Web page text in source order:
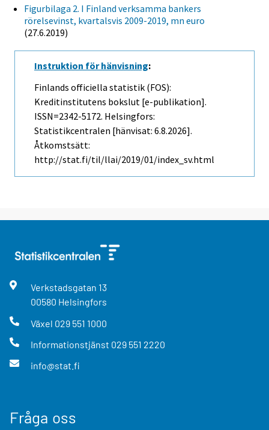
Figurbilaga 2. I Finland verksamma bankers
rörelsevinst, kvartalsvis 2009-2019, mn euro
(27.6.2019)
Instruktion för hänvisning:
Finlands officiella statistik (FOS):
Kreditinstitutens bokslut [e-publikation].
ISSN=2342-5172. Helsingfors:
Statistikcentralen [hänvisat: 6.8.2026].
Åtkomstsätt:
http://stat.fi/til/llai/2019/01/index_sv.html
Verkstadsgatan 13
00580 Helsingfors
Växel 029 551 1000
Informationstjänst 029 551 2220
info@stat.fi
Fråga oss